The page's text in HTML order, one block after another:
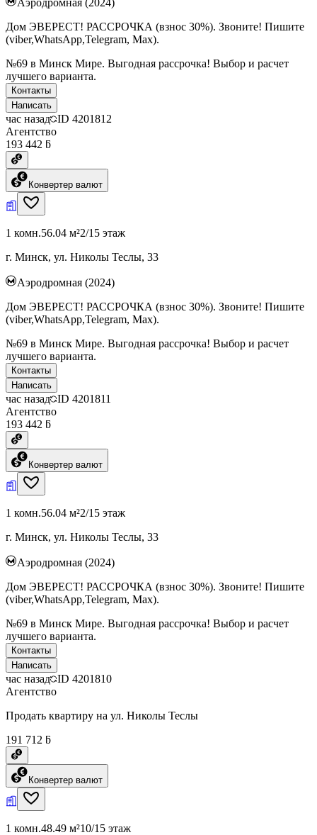
Дом ЭВЕРЕСТ! РАССРОЧКА (взнос 30%). Звоните! Пишите
(viber,WhatsApp,Telegram, Max).
№69 в Минск Мире. Выгодная рассрочка! Выбор и расчет
лучшего варианта.
Контакты
Написать
час назад ID 4201812
Агентство
193 442 ƃ
Конвертер валют
1 комн.56.04 м²2/15 этаж
г. Минск, ул. Николы Теслы, 33
Аэродромная (2024)
Дом ЭВЕРЕСТ! РАССРОЧКА (взнос 30%). Звоните! Пишите
(viber,WhatsApp,Telegram, Max).
№69 в Минск Мире. Выгодная рассрочка! Выбор и расчет
лучшего варианта.
Контакты
Написать
час назад ID 4201811
Агентство
193 442 ƃ
Конвертер валют
1 комн.56.04 м²2/15 этаж
г. Минск, ул. Николы Теслы, 33
Аэродромная (2024)
Дом ЭВЕРЕСТ! РАССРОЧКА (взнос 30%). Звоните! Пишите
(viber,WhatsApp,Telegram, Max).
№69 в Минск Мире. Выгодная рассрочка! Выбор и расчет
лучшего варианта.
Контакты
Написать
час назад ID 4201810
Агентство
Продать квартиру на ул. Николы Теслы
191 712 ƃ
Конвертер валют
1 комн.48.49 м²10/15 этаж